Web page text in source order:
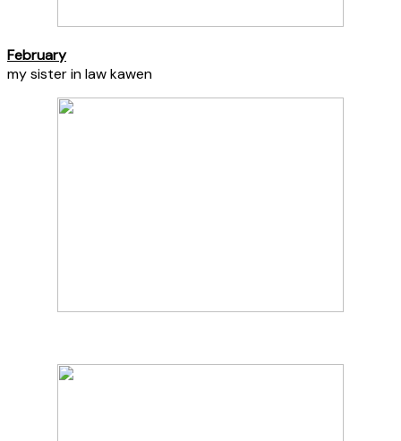
February
my sister in law kawen